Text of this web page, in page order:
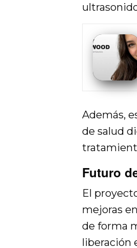
Además,
de salud
Futuro
El
mejoras
de forma
liberación